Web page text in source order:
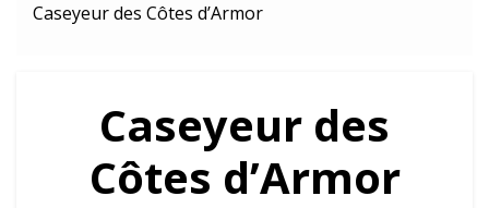
Caseyeur des Côtes d’Armor
Caseyeur des
Côtes d’Armor